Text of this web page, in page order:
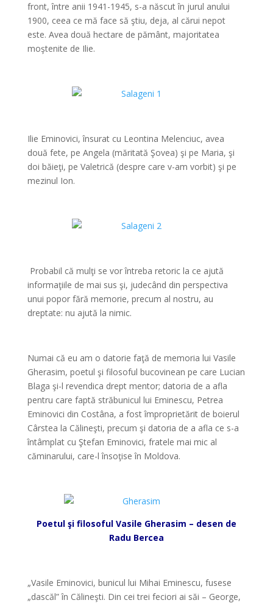
front, între anii 1941-1945, s-a născut în jurul anului
1900, ceea ce mă face să ştiu, deja, al cărui nepot
este. Avea două hectare de pământ, majoritatea
moştenite de Ilie.
Ilie Eminovici, însurat cu Leontina Melenciuc, avea
două fete, pe Angela (măritată Şovea) şi pe Maria, şi
doi băieţi, pe Valetrică (despre care v-am vorbit) şi pe
mezinul Ion.
Probabil că mulţi se vor întreba retoric la ce ajută
informaţiile de mai sus şi, judecând din perspectiva
unui popor fără memorie, precum al nostru, au
dreptate: nu ajută la nimic.
Numai că eu am o datorie faţă de memoria lui Vasile
Gherasim, poetul şi filosoful bucovinean pe care Lucian
Blaga şi-l revendica drept mentor; datoria de a afla
pentru care faptă străbunicul lui Eminescu, Petrea
Eminovici din Costâna, a fost împroprietărit de boierul
Cârstea la Călineşti, precum şi datoria de a afla ce s-a
întâmplat cu Ştefan Eminovici, fratele mai mic al
căminarului, care-l însoţise în Moldova.
Poetul şi filosoful Vasile Gherasim – desen de
Radu Bercea
„Vasile Eminovici, bunicul lui Mihai Eminescu, fusese
„dascăl” în Călineşti. Din cei trei feciori ai săi – George,